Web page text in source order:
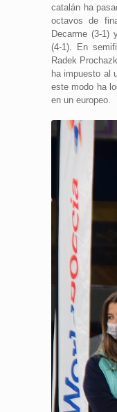
catalán ha
octavos de
Decarme (3-1)
(4-1). En
Radek
ha impuesto al
este modo ha
en un europeo.